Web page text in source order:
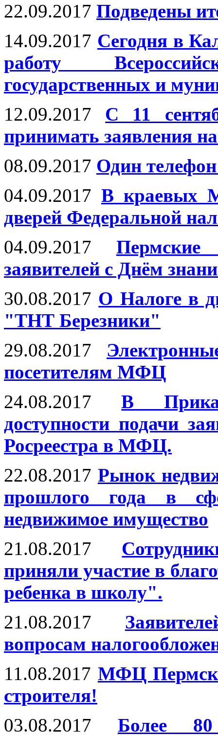
22.09.2017 Подведены
14.09.2017 Сегодня в
работу
государственных и
12.09.2017
С 11
принимать заявления
08.09.2017 Один
04.09.2017 В краевых
дверей Федеральной
04.09.2017
заявителей с Днём
30.08.2017 О Налоге в
"ТНТ Березники"
29.08.2017
посетителям МФЦ
24.08.2017
В
доступности подачи
Росреестра в МФЦ.
22.08.2017 Рынок
прошлого года в
недвижимое имущество
21.08.2017
приняли участие в
ребенка в школу".
21.08.2017
вопросам
11.08.2017 МФЦ
строителя!
03.08.2017
Более